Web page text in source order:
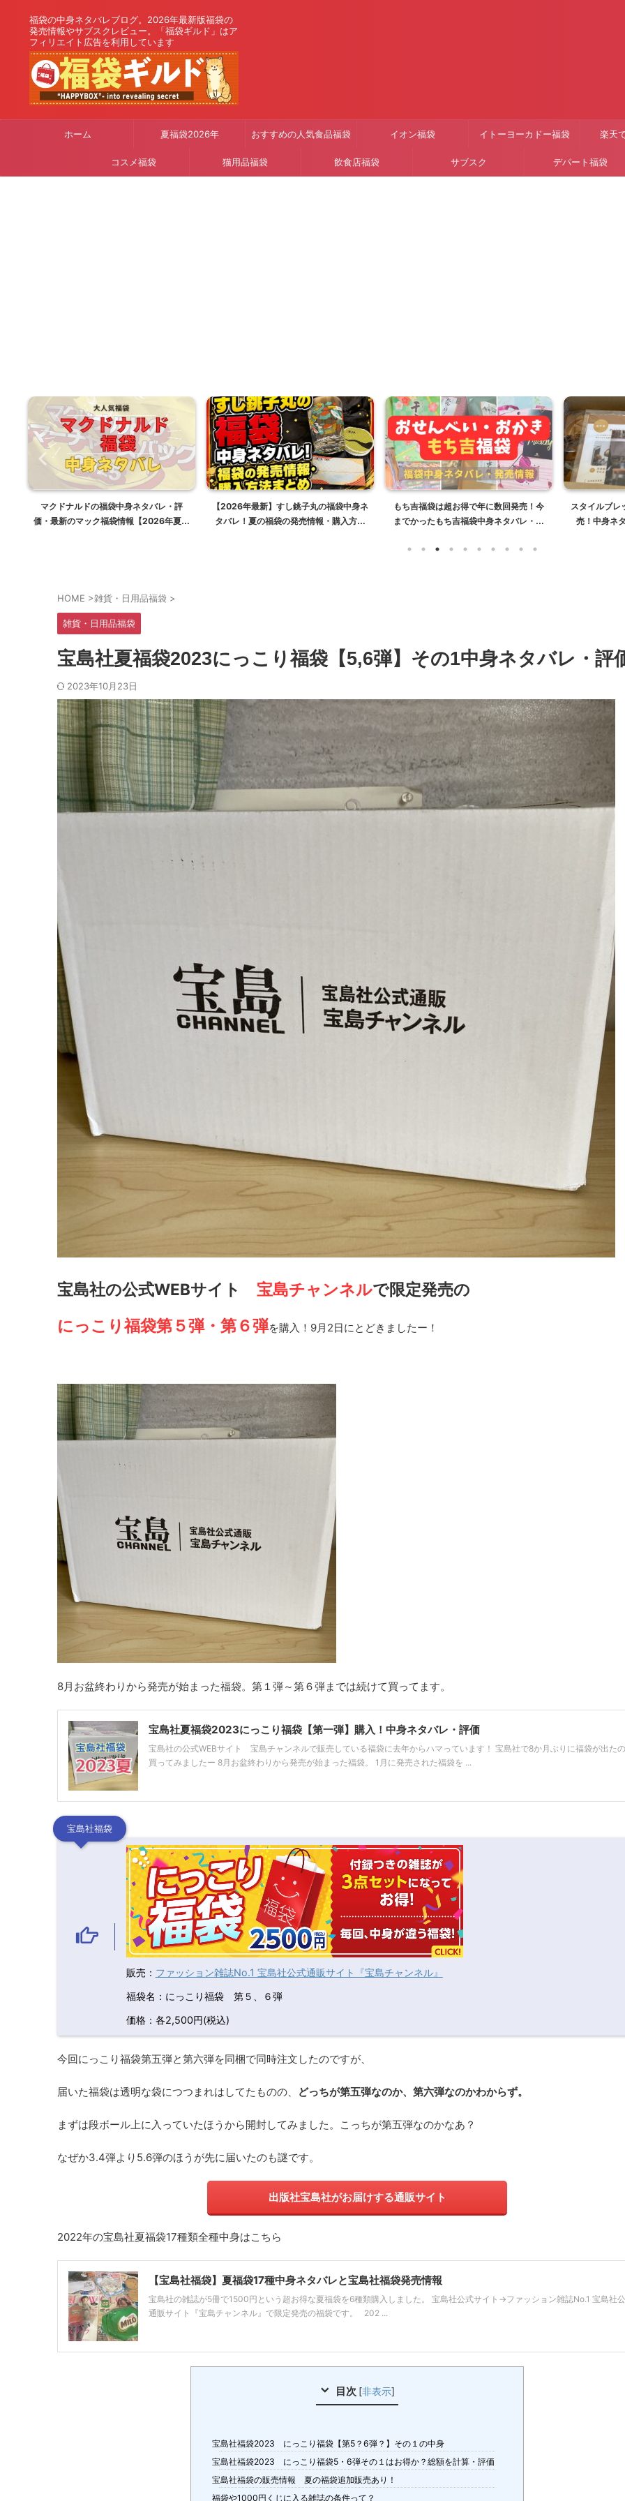
福袋の中身ネタバレブログ。2026年最新版福袋の
発売情報やサブスクレビュー。「福袋ギルド」はア
フィリエイト広告を利用しています
ホーム 夏福袋2026年 おすすめの人気食品福袋 イオン福袋 イトーヨーカドー福袋 楽天
コスメ福袋 猫用品福袋 飲食店福袋 サブスク デパート福袋
マクドナルドの福袋中身ネタバレ・評
価・最新のマック福袋情報【2026年夏は
【2026年最新】すし銚子丸の福袋中身ネ
タバレ！夏の福袋の発売情報・購入方法
もち吉福袋は超お得で年に数回発売！今
までかったもち吉福袋中身ネタバレ・販
スタイルブ
売！中身ネ
HOME >雑貨・日用品福袋 >
雑貨・日用品福袋
宝島社夏福袋2023にっこり福袋【5,6弾】その1中身ネタバレ・評
2023年10月23日
宝島社の公式WEBサイト 宝島チャンネルで限定発売の
にっこり福袋第５弾・第６弾を購入！9月2日にとどきましたー！
8月お盆終わりから発売が始まった福袋。第１弾～第６弾までは続けて買ってます。
宝島社夏福袋2023にっこり福袋【第一弾】購入！中身ネタバレ・評価
宝島社の公式WEBサイト 宝島チャンネルで販売している福袋に去年からハマっています！ 宝島社で8か月ぶりに福袋が出た
買ってみましたー 8月お盆終わりから発売が始まった福袋。 1月に発売された福袋を ...
宝島社福袋
販売： ファッション雑誌No.1 宝島社公式通販サイト『宝島チャンネル』
福袋名：にっこり福袋 第５、６弾
価格：各2,500円(税込)
今回にっこり福袋第五弾と第六弾を同梱で同時注文したのですが、
届いた福袋は透明な袋につつまれはしてたものの、 どっちが第五弾なのか、第六弾なのかわからず。
まずは段ボール上に入っていたほうから開封してみました。こっちが第五弾なのかなあ？
なぜか3.4弾より5.6弾のほうが先に届いたのも謎です。
出版社宝島社がお届けする通販サイト
2022年の宝島社夏福袋17種類全種中身はこちら
【宝島社福袋】夏福袋17種中身ネタバレと宝島社福袋発売情報
宝島社の雑誌が5冊で1500円という超お得な夏福袋を6種類購入しました。 宝島社公式サイト→ファッション雑誌No.1 宝島社
通販サイト『宝島チャンネル』で限定発売の福袋です。 202 ...
目次 [非表示]
宝島社福袋2023 にっこり福袋【第5？6弾？】その１の中身
宝島社福袋2023 にっこり福袋5・6弾その１はお得か？総額を計算・評価
宝島社福袋の販売情報 夏の福袋追加販売あり！
福袋や1000円くじに入る雑誌の条件って？